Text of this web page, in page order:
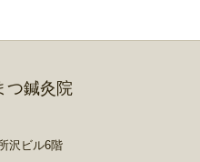
つ鍼灸院
沢ビル6階